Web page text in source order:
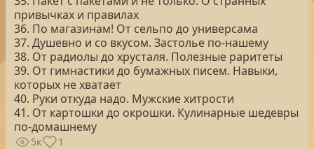
привычках и правилах
36. По магазинам! От сельпо до универсама
37. Душевно и со вкусом. Застолье по-нашему
38. От радиолы до хрусталя. Полезные раритеты
39. От гимнастики до бумажных писем. Навыки,
которых не хватает
40. Руки откуда надо. Мужские хитрости
41. От картошки до окрошки. Кулинарные шедевры
по-домашнему
5к 1